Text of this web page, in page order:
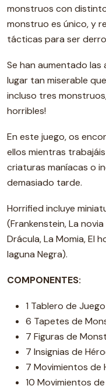
monstruos con
monstruo es único, y
tácticas para ser
Se han aumentado las
lugar tan miserable
incluso tres
horribles!
En este juego, os
ellos mientras
criaturas maníacas o
demasiado tarde.
Horrified incluye
(Frankenstein, La
Drácula, La Momia, El
laguna Negra).
COMPONENTES:
1 Tablero de Juego
6 Tapetes de
7 Figuras de
7 Insignias de
7 Movimientos de
10 Movimientos